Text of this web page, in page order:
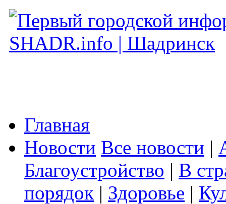
Главная
Новости Все новости |
Благоустройство | В
порядок | Здоровье |